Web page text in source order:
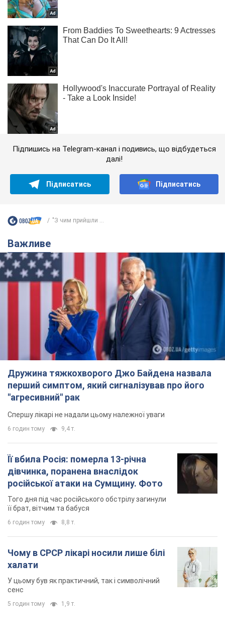
Підпишись на Telegram-канал і подивись, що відбудеться
далі!
Підписатись Підписатись
"З чим прийшли ...
Важливе
Дружина тяжкохворого Джо Байдена назвала
перший симптом, який сигналізував про його
"агресивний" рак
Спершу лікарі не надали цьому належної уваги
6 годин тому 9,4 т.
Її вбила Росія: померла 13-річна
дівчинка, поранена внаслідок
російської атаки на Сумщину. Фото
Того дня під час російського обстрілу загинули
її брат, вітчим та бабуся
6 годин тому 8,8 т.
Чому в СРСР лікарі носили лише білі
халати
У цьому був як практичний, так і символічний
сенс
5 годин тому 1,9 т.